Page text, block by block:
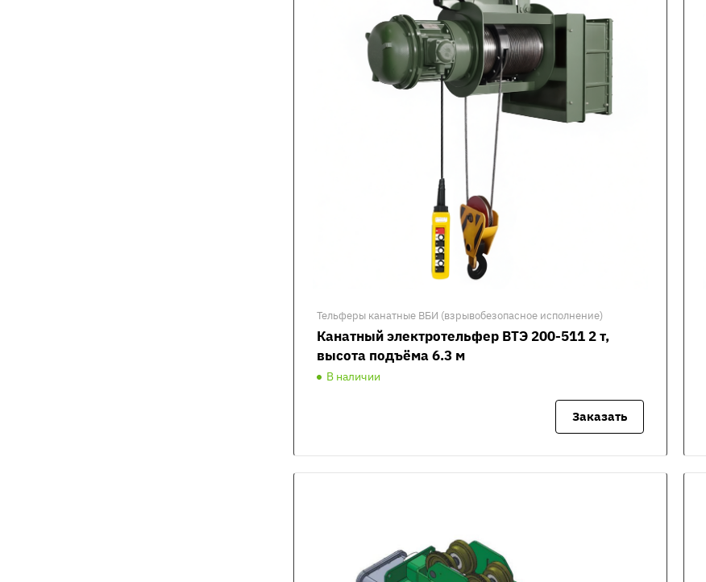
Тельферы канатные ВБИ (взрывобезопасное исполнение)
Канатный электротельфер ВТЭ 200-511 2 т,
высота подъёма 6.3 м
В наличии
Заказать